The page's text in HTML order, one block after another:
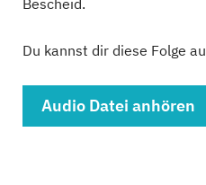
Bescheid.
Du kannst dir diese Folge
Audio Datei anhören